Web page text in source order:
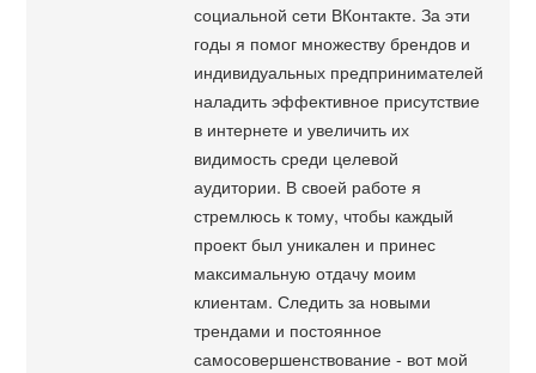
социальной сети ВКонтакте. За эти
годы я помог множеству брендов и
индивидуальных предпринимателей
наладить эффективное присутствие
в интернете и увеличить их
видимость среди целевой
аудитории. В своей работе я
стремлюсь к тому, чтобы каждый
проект был уникален и принес
максимальную отдачу моим
клиентам. Следить за новыми
трендами и постоянное
самосовершенствование - вот мой